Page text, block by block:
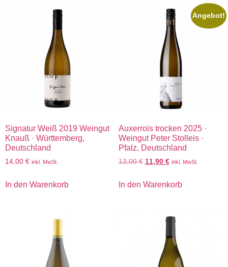
Signatur Weiß 2019 Weingut
Knauß · Württemberg,
Deutschland
14,00 € inkl. MwSt.
In den Warenkorb
Angebot!
Auxerrois trocken 2025 ·
Weingut Peter Stolleis ·
Pfalz, Deutschland
13,00€ 11,90 € inkl. MwSt.
In den Warenkorb